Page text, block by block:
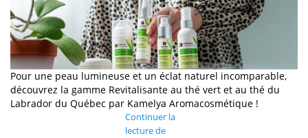
Pour une peau lumineuse et un éclat naturel incomparable,
découvrez la gamme Revitalisante au thé vert et au thé du
Labrador du Québec par Kamelya Aromacosmétique !
Continuer la
lecture de